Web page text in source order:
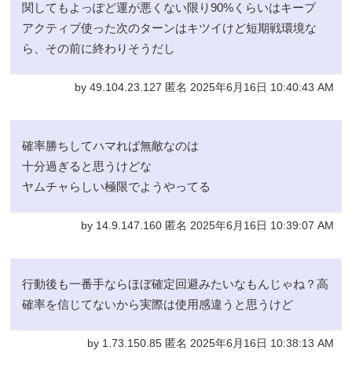
関してもよっぽど運が悪くない限り90%くらいはキープ
アクティブ使った次のターンはキツイけど短期戦環境な
ら、その前に終わりそうだし
by 49.104.23.127 匿名 2025年6月16日 10:40:43 AM
確率勝ちしてハマれば無敵なのは
十分過ぎると思うけどな
ヤムチャらしい極限でようやってる
by 14.9.147.160 匿名 2025年6月16日 10:39:07 AM
行動後も一番手ならほぼ確定回避みたいなもんじゃね？高
確率を信じてないから実際は使用感違うと思うけど
by 1.73.150.85 匿名 2025年6月16日 10:38:13 AM